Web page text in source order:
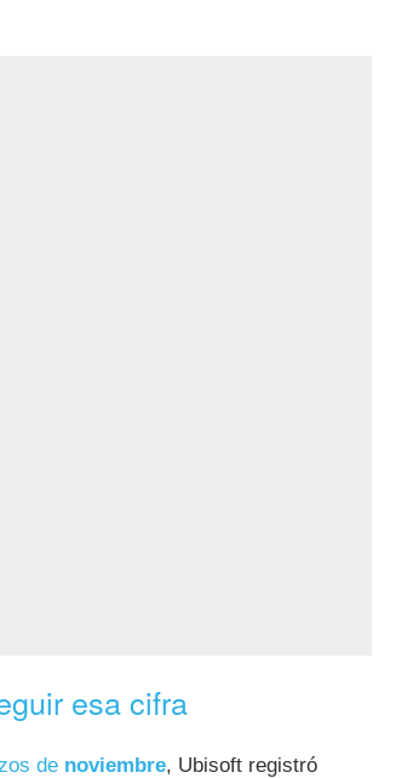
esa cifra
de noviembre, Ubisoft registró